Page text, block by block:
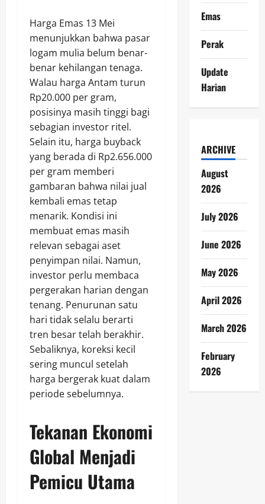
Harga Emas 13 Mei
menunjukkan bahwa pasar
logam mulia belum benar-
benar kehilangan tenaga.
Walau harga Antam turun
Rp20.000 per gram,
posisinya masih tinggi bagi
sebagian investor ritel.
Selain itu, harga buyback
yang berada di Rp2.656.000
per gram memberi
gambaran bahwa nilai jual
kembali emas tetap
menarik. Kondisi ini
membuat emas masih
relevan sebagai aset
penyimpan nilai. Namun,
investor perlu membaca
pergerakan harian dengan
tenang. Penurunan satu
hari tidak selalu berarti
tren besar telah berakhir.
Sebaliknya, koreksi kecil
sering muncul setelah
harga bergerak kuat dalam
periode sebelumnya.
Tekanan Ekonomi
Global Menjadi
Pemicu Utama
Emas
Perak
Update
Harian
ARCHIVE
August
2026
July 2026
June 2026
May 2026
April 2026
March 2026
February
2026